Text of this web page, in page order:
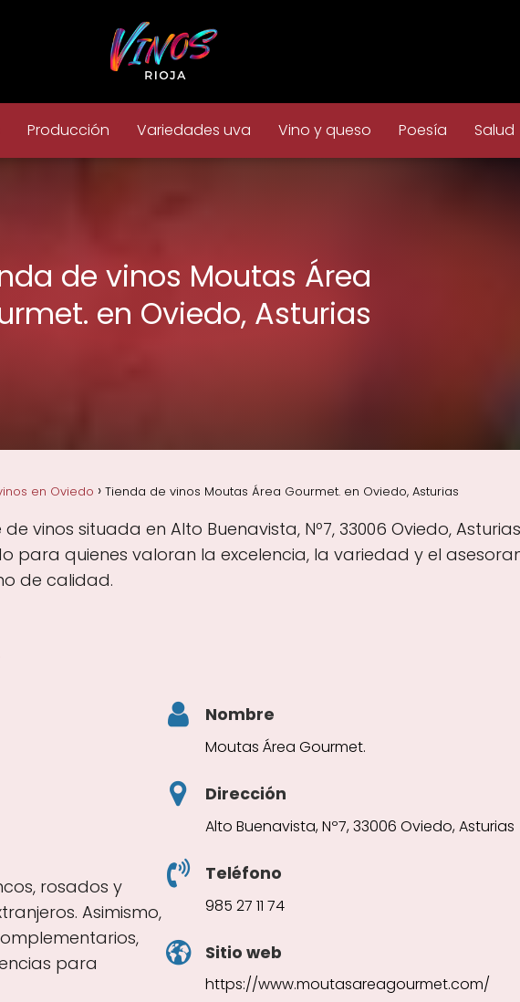
Producción Variedades uva Vino y queso Poesía Salud
de vinos Moutas Área
en Oviedo, Asturias
en Oviedo Tienda de vinos Moutas Área Gourmet. en Oviedo, Asturias
vinos situada en Alto Buenavista, Nº7, 33006 Oviedo,
para quienes valoran la excelencia, la variedad y el
de calidad.
rosados y
Asimismo,
para
Nombre
Moutas Área Gourmet.
Dirección
Alto Buenavista, Nº7, 33006 Oviedo, Asturias
Teléfono
985 27 11 74
Sitio web
https://www.moutasareagourmet.com/